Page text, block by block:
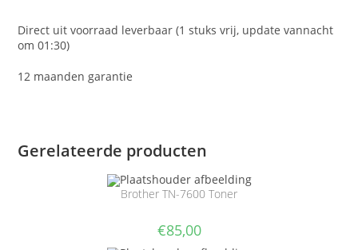
Direct uit voorraad leverbaar (1 stuks vrij, update vannacht
om 01:30)
12 maanden garantie
Gerelateerde producten
Brother TN-7600 Toner
€85,00